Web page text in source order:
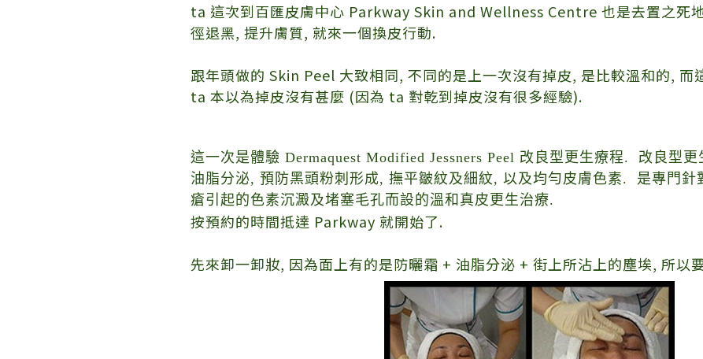
ta 這次到百匯皮膚中心 Parkway Skin and Wellness Centre 也是去置之死
徑退黑, 提升膚質, 就來一個換皮行動.
跟年頭做的 Skin Peel 大致相同, 不同的是上一次沒有掉皮, 是比較溫和的, 而
ta 本以為掉皮沒有甚麼 (因為 ta 對乾到掉皮沒有很多經驗).
這一次是體驗 Dermaquest Modified Jessners Peel 改良型更生療程. 改良型更
油脂分泌, 預防黑頭粉刺形成, 撫平皺紋及細紋, 以及均勻皮膚色素. 是專門針
瘡引起的色素沉澱及堵塞毛孔而設的溫和真皮更生治療.
按預約的時間抵達 Parkway 就開始了.
先來卸一卸妝, 因為面上有的是防曬霜 + 油脂分泌 + 街上所沾上的塵埃, 所以